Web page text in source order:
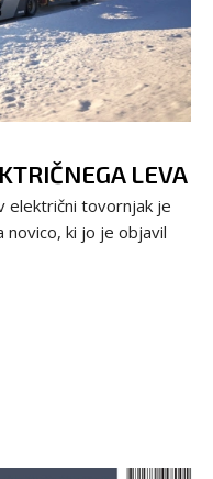
LEVA
električni tovornjak je
novico, ki jo je objavil